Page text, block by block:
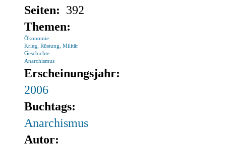
Seiten: 392
Themen:
Ökonomie
Krieg, Rüstung, Militär
Geschichte
Anarchismus
Erscheinungsjahr:
2006
Buchtags:
Anarchismus
Autor: